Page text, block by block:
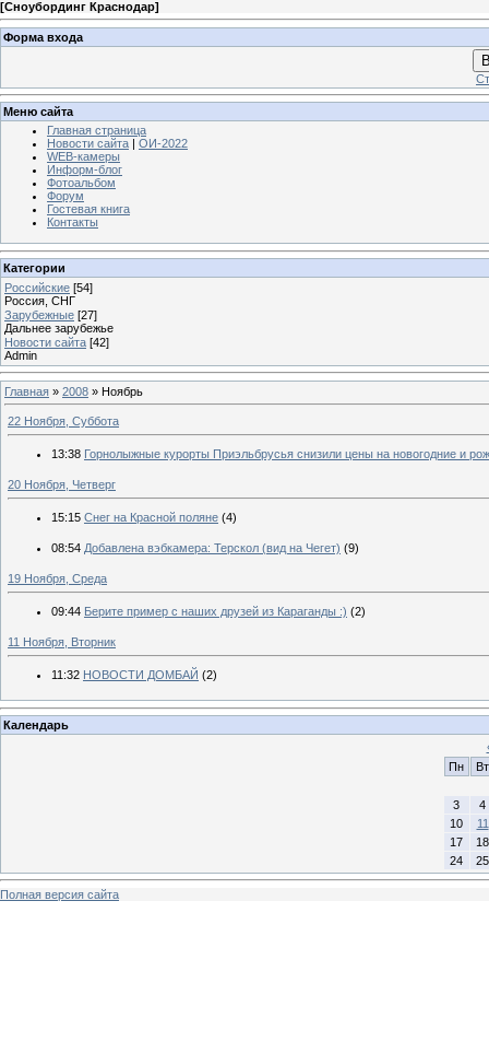
[Сноубординг Краснодар]
Форма входа
Меню сайта
Главная страница
Новости сайта
ОИ-2022
WEB-камеры
Информ-блог
Фотоальбом
Форум
Гостевая книга
Контакты
Категории
Российские [54]
Россия, СНГ
Зарубежные [27]
Дальнее зарубежье
Новости сайта [42]
Admin
Главная » 2008 » Ноябрь
22 Ноября, Суббота
13:38 Горнолыжные курорты Приэльбрусья снизили цены на новогодние и
20 Ноября, Четверг
15:15 Снег на Красной поляне (4)
08:54 Добавлена вэбкамера: Терскол (вид на Чегет) (9)
19 Ноября, Среда
09:44 Берите пример с наших друзей из Караганды :) (2)
11 Ноября, Вторник
11:32 НОВОСТИ ДОМБАЙ (2)
Календарь
Пн
Вт
3
4
10
11
17
18
24
25
Полная версия сайта